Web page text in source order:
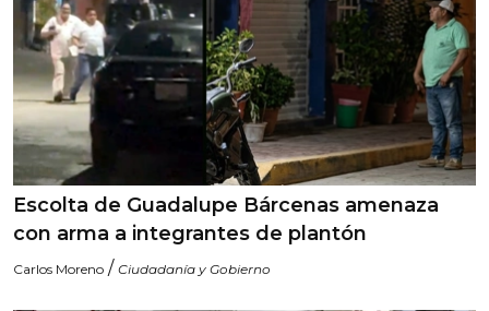
Escolta de Guadalupe Bárcenas amenaza
con arma a integrantes de plantón
Carlos Moreno / Ciudadanía y Gobierno